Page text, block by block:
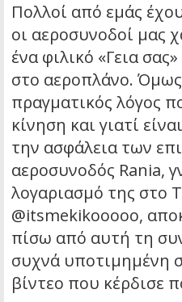
Πολλοί από εμάς
οι αεροσυνοδοί μας
ένα φιλικό «Γεια
στο αεροπλάνο.
πραγματικός λόγος
κίνηση και γιατί
την ασφάλεια των
αεροσυνοδός Rania,
λογαριασμό της στο
@itsmekikooooo,
πίσω από αυτή τη
συχνά υποτιμημένη
βίντεο που κέρδισε